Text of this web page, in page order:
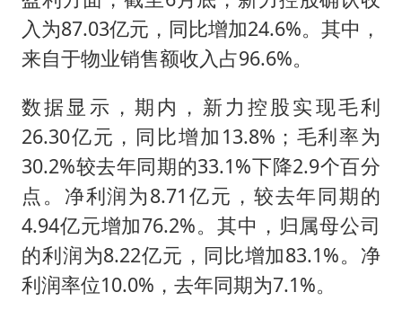
入为87.03亿元，同比增加24.6%。其中，
来自于物业销售额收入占96.6%。
数据显示，期内，新力控股实现毛利
26.30亿元，同比增加13.8%；毛利率为
30.2%较去年同期的33.1%下降2.9个百分
点。净利润为8.71亿元，较去年同期的
4.94亿元增加76.2%。其中，归属母公司
的利润为8.22亿元，同比增加83.1%。净
利润率位10.0%，去年同期为7.1%。